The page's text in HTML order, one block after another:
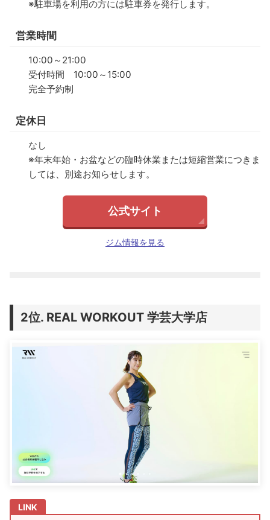
※駐車場を利用の方には駐車券を発行します。
営業時間
10:00～21:00
受付時間 10:00～15:00
完全予約制
定休日
なし
※年末年始・お盆などの臨時休業または短縮営業につきま
しては、別途お知らせします。
公式サイト
ジム情報を見る
REAL WORKOUT ​​学芸大学店